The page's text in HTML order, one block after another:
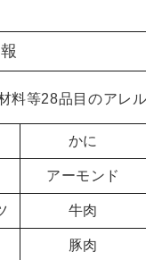
料等28品目のアレ
かに
アーモンド
牛肉
豚肉